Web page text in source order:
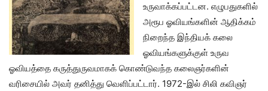
உருவாக்கப்பட்டன. எழுபதுகளில்
அரூப ஓவியங்களின் ஆதிக்கம்
நிறைந்த இந்தியக் கலை
ஓவியங்களுக்குள் உருவ
ஓவியத்தை கருத்துருவமாகக் கொண்டுவந்த கலைஞர்களின்
வரிசையில் அவர் தனித்து வெளிப்பட்டார். 1972-இல் சிலி கவிஞர்